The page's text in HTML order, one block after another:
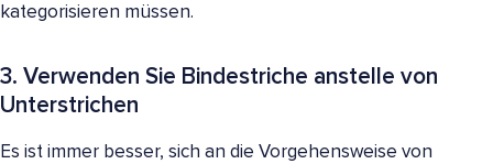
kategorisieren müssen.
3. Verwenden Sie Bindestriche anstelle von
Unterstrichen
Es ist immer besser, sich an die Vorgehensweise von